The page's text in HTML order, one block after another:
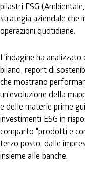
pilastri ESG
strategia aziendale che
operazioni quotidiane.
L'indagine ha
bilanci, report di
che mostrano
un'evoluzione della
e delle materie prime
investimenti ESG in
comparto "prodotti e
terzo posto, dalle
insieme alle banche.